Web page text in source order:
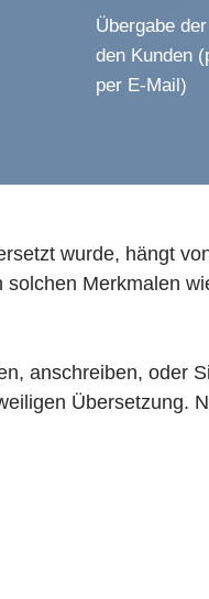
Übergabe
den Kunden
per E-Mail)
wurde, hängt
Merkmalen
anschreiben, oder
Übersetzung.